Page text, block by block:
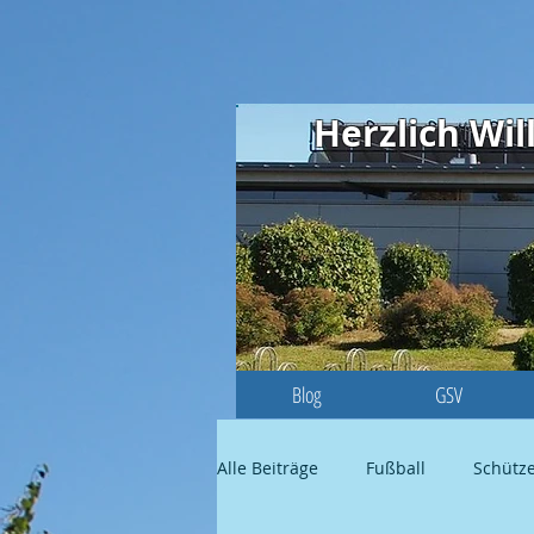
Blog GSV
Herzlich
Alle Beiträge Fußball